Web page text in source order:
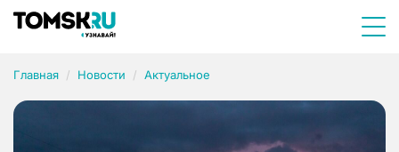
Главная Новости Актуальное